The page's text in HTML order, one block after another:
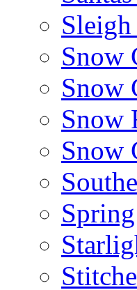
Snow
Snow
Snow
Snow